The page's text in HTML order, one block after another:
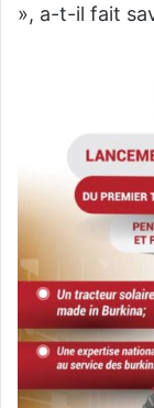
», a-t-il fait